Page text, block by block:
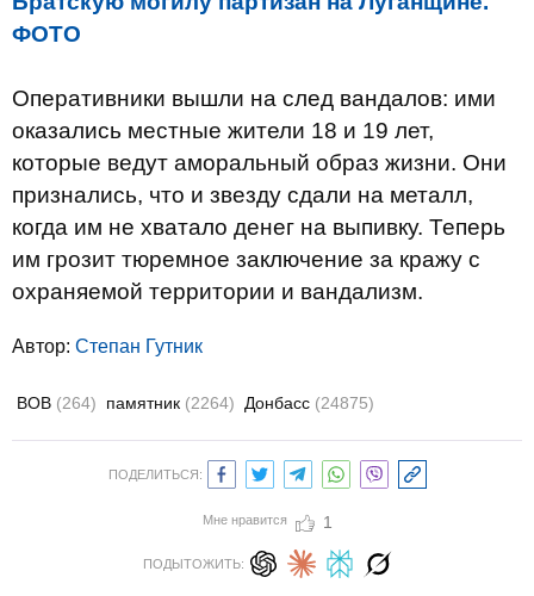
ФОТО
Оперативники вышли на след вандалов: ими
оказались местные жители 18 и 19 лет,
которые ведут аморальный образ жизни. Они
признались, что и звезду сдали на металл,
когда им не хватало денег на выпивку. Теперь
им грозит тюремное заключение за кражу с
охраняемой территории и вандализм.
Автор: Степан Гутник
ВОВ (264) памятник (2264) Донбасс (24875)
ПОДЕЛИТЬСЯ:
Мне нравится 1
ПОДЫТОЖИТЬ: